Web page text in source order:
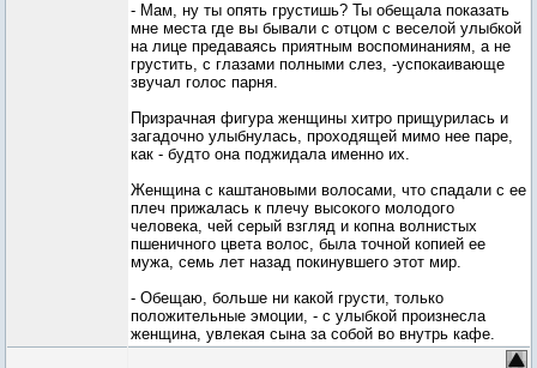
- Мам, ну ты опять грустишь? Ты обещала показать
мне места где вы бывали с отцом с веселой улыбкой
на лице предаваясь приятным воспоминаниям, а не
грустить, с глазами полными слез, -успокаивающе
звучал голос парня.
Призрачная фигура женщины хитро прищурилась и
загадочно улыбнулась, проходящей мимо нее паре,
как - будто она поджидала именно их.
Женщина с каштановыми волосами, что спадали с ее
плеч прижалась к плечу высокого молодого
человека, чей серый взгляд и копна волнистых
пшеничного цвета волос, была точной копией ее
мужа, семь лет назад покинувшего этот мир.
- Обещаю, больше ни какой грусти, только
положительные эмоции, - с улыбкой произнесла
женщина, увлекая сына за собой во внутрь кафе.